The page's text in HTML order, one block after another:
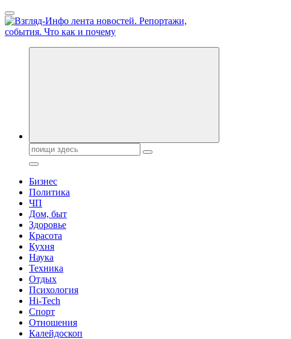
Перейти
к
содержанию
Обо всем и обо всех, что зачем и почему. Новости политики,
Поиск:
Бизнес
Политика
ЧП
Дом, быт
Здоровье
Красота
Кухня
Наука
Техника
Отдых
Психология
Hi-Tech
Спорт
Отношения
Калейдоскоп